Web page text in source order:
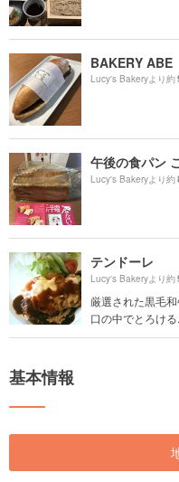
BAKERY ABE
Lucy's Bakeryより約
午後の食パン
Lucy's Bakeryより約
テンドーレ
Lucy's Bakeryより約
厳選された黒毛
口の中でとろける
基本情報